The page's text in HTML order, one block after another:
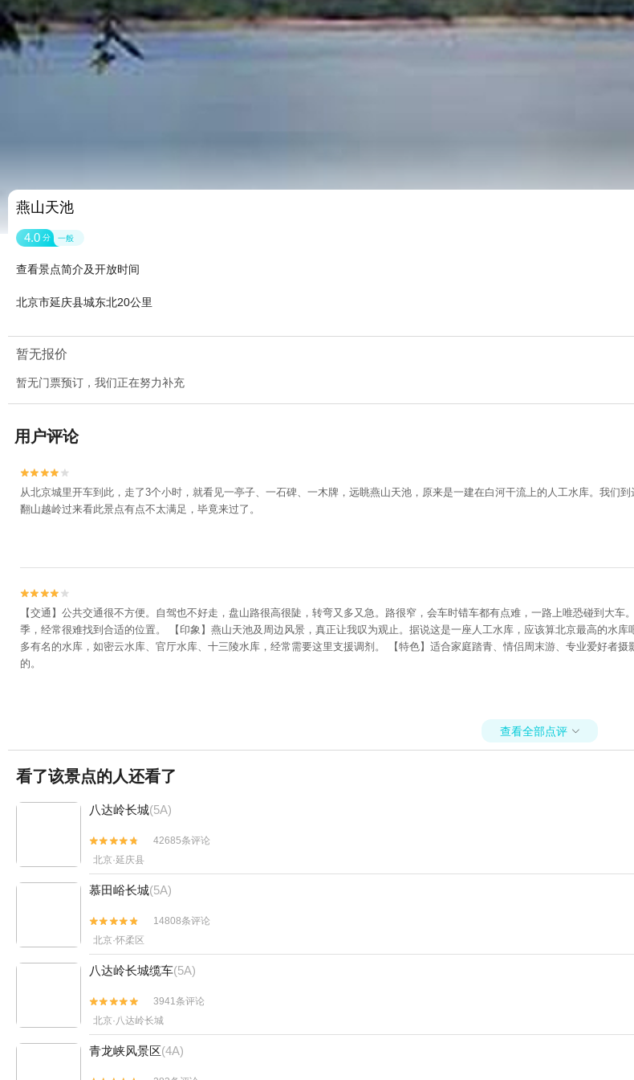
燕山天池
4.0 分 一般
查看景点简介及开放时间
北京市延庆县城东北20公里
暂无报价
暂无门票预订，我们正在努力补充
用户评论


从北京城里开车到此，走了3个小时，就看见一亭子、一石碑、一木牌，远眺燕山天池，原来是一建在白河干流上的人工水库。我们
翻山越岭过来看此景点有点不太满足，毕竟来过了。


【交通】公共交通很不方便。自驾也不好走，盘山路很高很陡，转弯又多又急。路很窄，会车时错车都有点难，一路上唯恐碰到大
季，经常很难找到合适的位置。 【印象】燕山天池及周边风景，真正让我叹为观止。据说这是一座人工水库，应该算北京最高的水
多有名的水库，如密云水库、官厅水库、十三陵水库，经常需要这里支援调剂。 【特色】适合家庭踏青、情侣周末游、专业爱好者
的。
查看全部点评 
看了该景点的人还看了
八达岭长城(5A)


42685条评论
北京·延庆县
慕田峪长城(5A)


14808条评论
北京·怀柔区
八达岭长城缆车(5A)


3941条评论
北京·八达岭长城
青龙峡风景区(4A)